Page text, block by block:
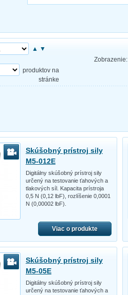
▲ ▼
Zobrazenie:
produktov na
stránke
Skúšobný prístroj sily
M5-012E
Digitálny skúšobný prístroj sily
určený na testovanie ťahových a
tlakových síl. Kapacita prístroja
0,5 N (0,12 lbF), rozlíšenie 0,0001
N (0,00002 lbF).
Viac o produkte
Skúšobný prístroj sily
M5-05E
Digitálny skúšobný prístroj sily
určený na testovanie ťahových a